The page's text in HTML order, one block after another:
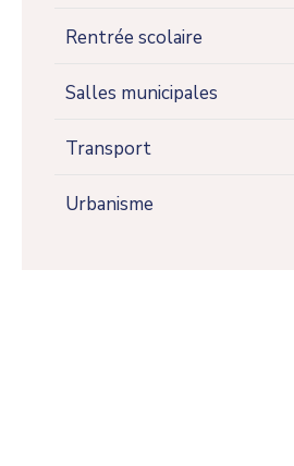
Rentrée scolaire
Salles municipales
Transport
Urbanisme